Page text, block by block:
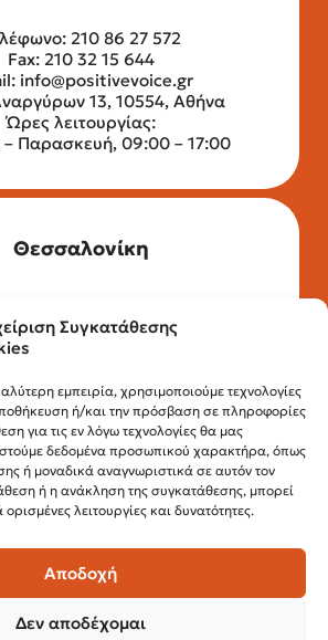
Συγκατάθεσης
εμπειρία, χρησιμοποιούμε τεχνολογίες
ή/και την πρόσβαση σε πληροφορίες
για τις εν λόγω τεχνολογίες θα μας
δεδομένα προσωπικού χαρακτήρα, όπως
ή μοναδικά αναγνωριστικά σε αυτόν τον
ή η ανάκληση της συγκατάθεσης, μπορεί
λειτουργίες και δυνατότητες.
Αποδοχή
Δεν αποδέχομαι
210 86 27 572
Fax: 210 32 15 644
info@positivevoice.gr
13, 10554, Αθήνα
Ώρες λειτουργίας:
– Παρασκευή, 09:00 – 17:00
Θεσσαλονίκη
2315 525 020
Fax: 210 32 15 644
112, 3ος όροφος, 54622,
Θεσσαλονίκη
Ώρες λειτουργίας:
– Παρασκευή, 10:00 –14:00